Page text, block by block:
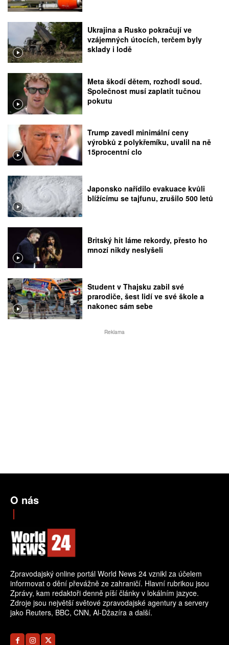
Ukrajina a Rusko pokračují ve
vzájemných útocích, terčem byly
sklady i lodě
Meta škodí dětem, rozhodl soud.
Společnost musí zaplatit tučnou
pokutu
Trump zavedl minimální ceny
výrobků z polykřemíku, uvalil na ně
15procentní clo
Japonsko nařídilo evakuace kvůli
blížícímu se tajfunu, zrušilo 500 letů
Britský hit láme rekordy, přesto ho
mnozí nikdy neslyšeli
Student v Thajsku zabil své
prarodiče, šest lidí ve své škole a
nakonec sám sebe
Reklama
O nás
Zpravodajský online portál World News 24 vznikl za účelem
informovat o dění převážně ze zahraničí. Hlavní rubrikou jsou
Zprávy, kam redaktoři denně píší články v lokálním jazyce.
Zdroje jsou největší světové zpravodajské agentury a servery
jako Reuters, BBC, CNN, Al-Džazíra a další.